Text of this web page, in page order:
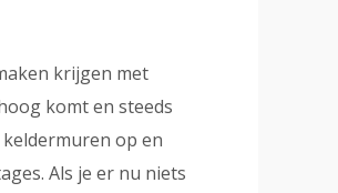
krijgen met
komt en steeds
op en
Als je er nu niets